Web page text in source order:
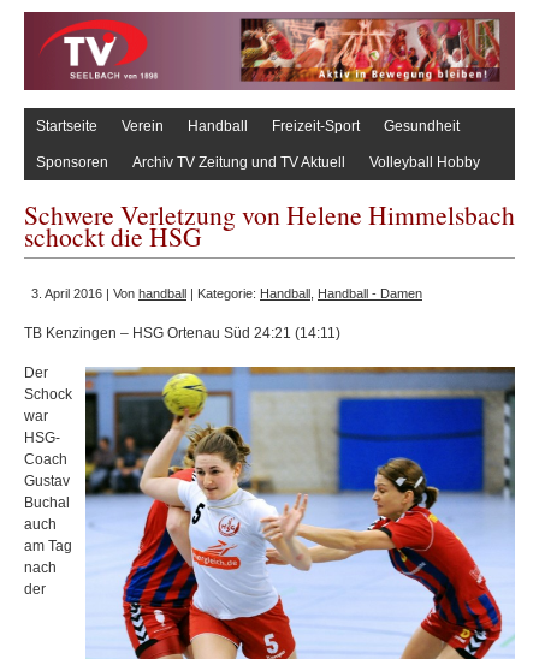
Startseite Verein Handball Freizeit-Sport Gesundheit
Sponsoren Archiv TV Zeitung und TV Aktuell Volleyball Hobby
Schwere Verletzung von Helene Himmelsbach
schockt die HSG
3. April 2016 | Von handball | Kategorie: Handball Handball - Damen
TB Kenzingen – HSG Ortenau Süd 24:21 (14:11)
Der
Schock
war
HSG-
Coach
Gustav
Buchal
auch
am Tag
nach
der